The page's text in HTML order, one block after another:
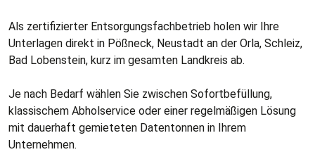
Als zertifizierter Entsorgungsfachbetrieb holen wir Ihre
Unterlagen direkt in Pößneck, Neustadt an der Orla, Schleiz,
Bad Lobenstein, kurz im gesamten Landkreis ab.
Je nach Bedarf wählen Sie zwischen Sofortbefüllung,
klassischem Abholservice oder einer regelmäßigen Lösung
mit dauerhaft gemieteten Datentonnen in Ihrem
Unternehmen.